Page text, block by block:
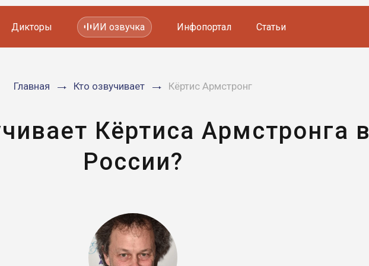
Мультфильмов
Дикторы ИИ озвучка Инфопортал Статьи
Главная Кто озвучивает Кёртис Армстронг
Кёртиса Армстронга в
России?